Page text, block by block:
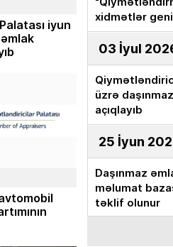
iyun
xidmətlər
03 İyul
üzrə
açıqlayıb
25 İyun
Daşınmaz
məlumat
təklif olunur
18 İyun